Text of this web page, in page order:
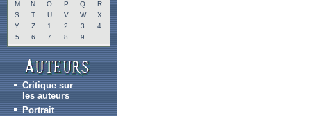
M
N O P Q
R
S
T U V W
X
Y
Z 1 2 3
4
5
6 7 8 9
Critique sur
les auteurs
Portrait